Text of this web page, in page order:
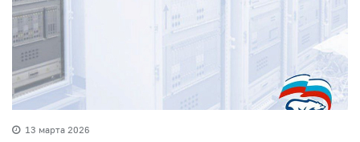
13 марта 2026